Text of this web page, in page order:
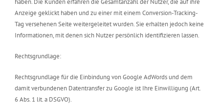
haben. Die Kunden erfahren die Gesamtanzahl der Nutzer, die auf ihre
Anzeige geklickt haben und zu einer mit einem Conversion-Tracking-
Tag versehenen Seite weitergeleitet wurden. Sie erhalten jedoch keine
Informationen, mit denen sich Nutzer persönlich identifizieren lassen.
Rechtsgrundlage:
Rechtsgrundlage für die Einbindung von Google AdWords und dem
damit verbundenen Datentransfer zu Google ist Ihre Einwilligung (Art.
6 Abs. 1 lit. a DSGVO).